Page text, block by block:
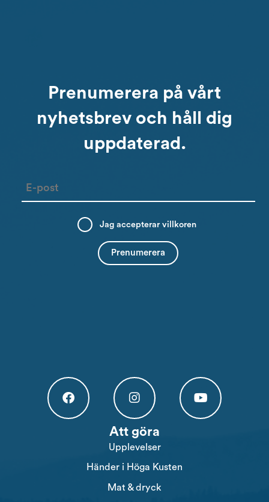
Prenumerera på vårt
nyhetsbrev och håll dig
uppdaterad.
Jag accepterarvillkoren
Högakusten Facebook (opens in a new tab)
Högakusten Instagram (opens in a
Att göra
Upplevelser
Händer i Höga Kusten
Mat & dryck